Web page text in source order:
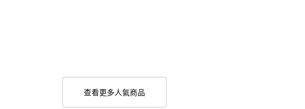
查看更多人氣商品